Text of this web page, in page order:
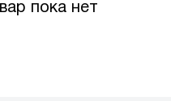
пока нет